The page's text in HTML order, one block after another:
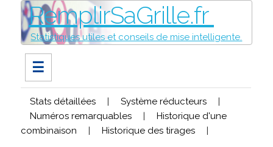
RemplirSaGrille.fr
Statistiques utiles et conseils de mise intelligente.
☰
Stats détaillées | Système réducteurs
|
Numéros remarquables
|
Historique d'une
combinaison
| Historique des tirages |